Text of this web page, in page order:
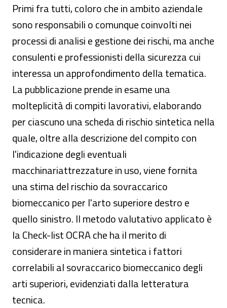
Primi fra tutti, coloro che in ambito aziendale
sono responsabili o comunque coinvolti nei
processi di analisi e gestione dei rischi, ma anche
consulenti e professionisti della sicurezza cui
interessa un approfondimento della tematica.
La pubblicazione prende in esame una
molteplicità di compiti lavorativi, elaborando
per ciascuno una scheda di rischio sintetica nella
quale, oltre alla descrizione del compito con
l'indicazione degli eventuali
macchinariattrezzature in uso, viene fornita
una stima del rischio da sovraccarico
biomeccanico per l'arto superiore destro e
quello sinistro. Il metodo valutativo applicato è
la Check-list OCRA che ha il merito di
considerare in maniera sintetica i fattori
correlabili al sovraccarico biomeccanico degli
arti superiori, evidenziati dalla letteratura
tecnica.